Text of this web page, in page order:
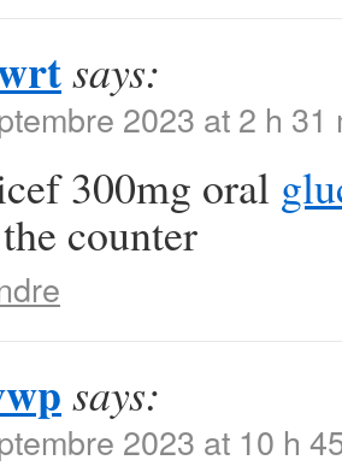
says:
2023 at 2 h 31
300mg oral
counter
says:
2023 at 10 h